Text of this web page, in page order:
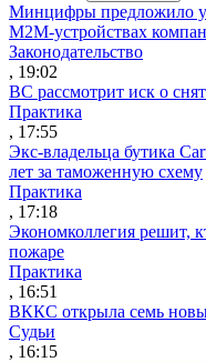
Минцифры предложило
M2M-устройствах
Законодательство
, 19:02
ВС рассмотрит иск о
Практика
, 17:55
Экс-владельца бутика
лет за таможенную схему
Практика
, 17:18
Экономколлегия решит,
пожаре
Практика
, 16:51
ВККС открыла семь
Судьи
, 16:15